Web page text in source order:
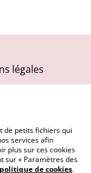
légales
cookies
de petits fichiers qui
services afin
plus sur ces cookies
sur « Paramètres des
politique de cookies.